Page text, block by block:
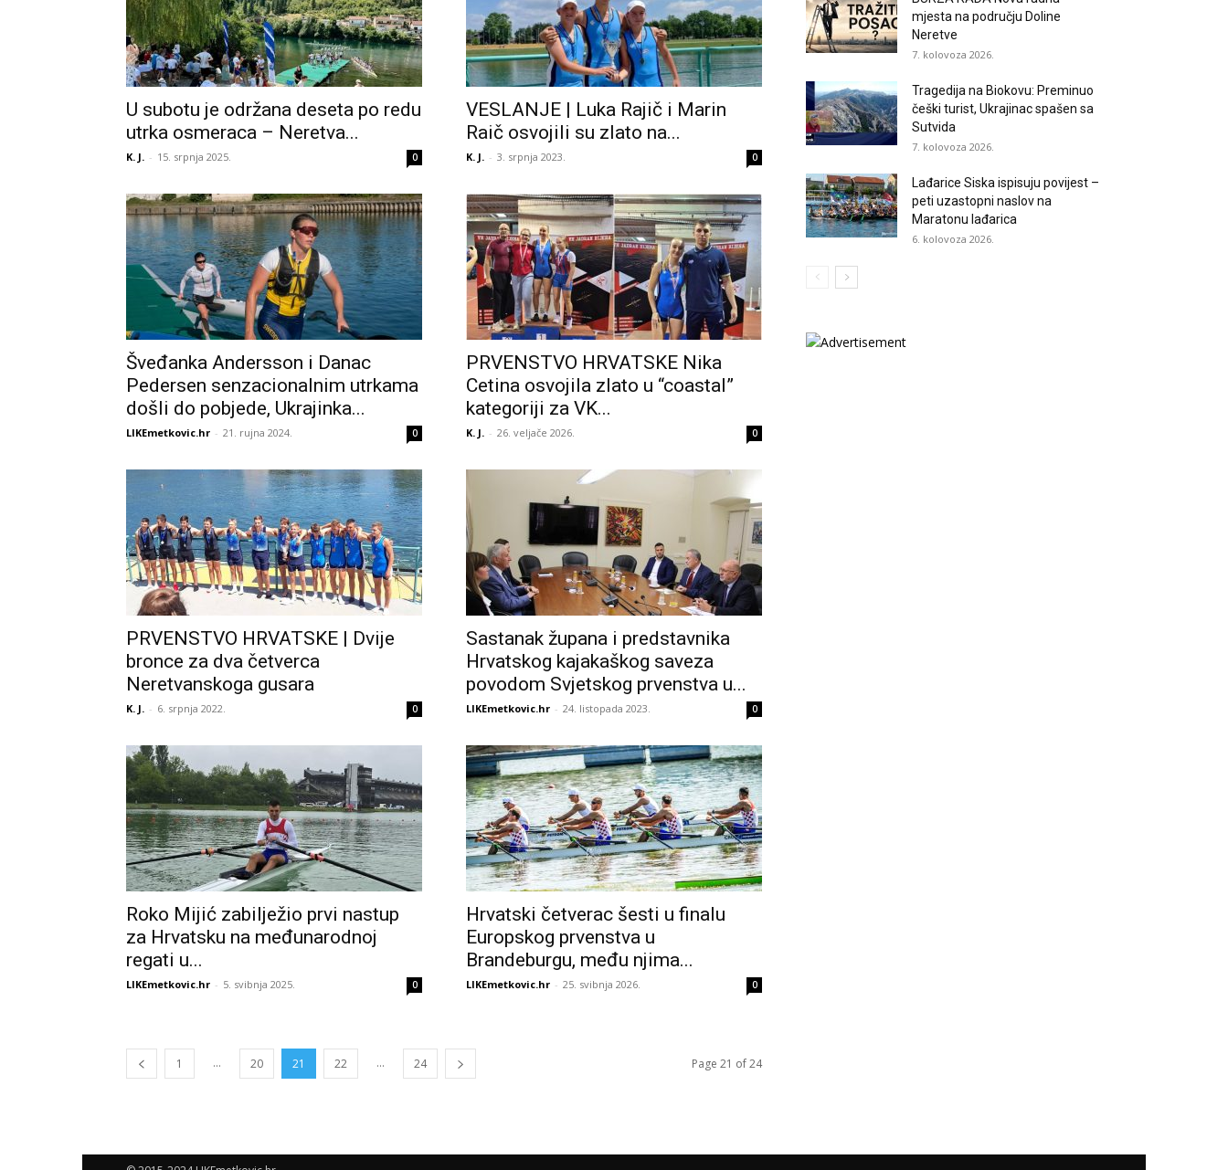
U subotu je održana deseta po redu
utrka osmeraca – Neretva...
K. J. - 15. srpnja 2025. 0
VESLANJE | Luka Rajič i Marin
Raič osvojili su zlato na...
K. J. - 3. srpnja 2023. 0
Šveđanka Andersson i Danac
Pedersen senzacionalnim utrkama
došli do pobjede, Ukrajinka...
LIKEmetkovic.hr - 21. rujna 2024. 0
PRVENSTVO HRVATSKE Nika
Cetina osvojila zlato u “coastal”
kategoriji za VK...
K. J. - 26. veljače 2026. 0
PRVENSTVO HRVATSKE | Dvije
bronce za dva četverca
Neretvanskoga gusara
K. J. - 6. srpnja 2022. 0
Sastanak župana i predstavnika
Hrvatskog kajakaškog saveza
povodom Svjetskog prvenstva u...
LIKEmetkovic.hr - 24. listopada 2023. 0
Roko Mijić zabilježio prvi nastup
za Hrvatsku na međunarodnoj
regati u...
LIKEmetkovic.hr - 5. svibnja 2025. 0
Hrvatski četverac šesti u finalu
Europskog prvenstva u
Brandeburgu, među njima...
LIKEmetkovic.hr - 25. svibnja 2026. 0
1 ... 20 21 22 ... 24 Page 21 of 24
mjesta na području Doline
Neretve
7. kolovoza 2026.
Tragedija na Biokovu: Preminuo
češki turist, Ukrajinac spašen sa
Sutvida
7. kolovoza 2026.
Lađarice Siska ispisuju povijest –
peti uzastopni naslov na
Maratonu lađarica
6. kolovoza 2026.